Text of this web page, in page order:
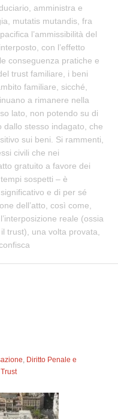
amministra e
mutatis mutandis, fra
l’ammissibilità del
con l’effetto
conseguenza pratiche e
trust familiare, i beni
familiare, sicché,
a rimanere nella
lato, non potendo su di
dallo stesso indagato, che
sui beni. Si rammenti,
civili che nei
gratuito a favore dei
sospetti – è
e di per sé
dell’atto, così come,
reale (ossia
trust), una volta provata,
, Diritto Penale e
Trust